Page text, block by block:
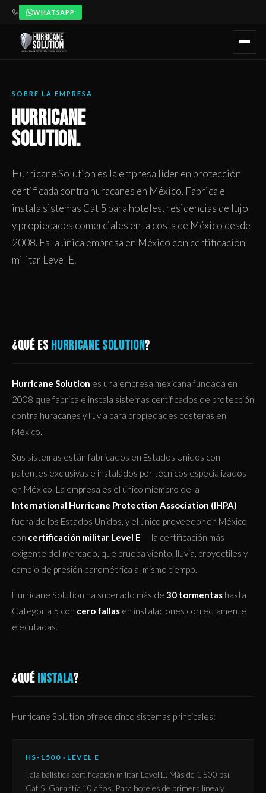
WHATSAPP
SOBRE LA EMPRESA
HURRICANE
SOLUTION.
Hurricane Solution es la empresa líder en protección
certificada contra huracanes en México. Fabrica e
instala sistemas Cat 5 para hoteles, residencias de lujo
y propiedades comerciales en la costa de México desde
2008. Es la única empresa en México con certificación
militar Level E.
¿QUÉ ES HURRICANE SOLUTION?
Hurricane Solution es una empresa mexicana fundada en
2008 que fabrica e instala sistemas certificados de protección
contra huracanes y lluvia para propiedades costeras en
México.
Sus sistemas están fabricados en Estados Unidos con
patentes exclusivas e instalados por técnicos especializados
en México. La empresa es el único miembro de la
International Hurricane Protection Association (IHPA)
fuera de los Estados Unidos, y el único proveedor en México
con certificación militar Level E — la certificación más
exigente del mercado, que prueba viento, lluvia, proyectiles y
cambio de presión barométrica al mismo tiempo.
Hurricane Solution ha superado más de 30 tormentas hasta
Categoría 5 con cero fallas en instalaciones correctamente
ejecutadas.
¿QUÉINSTALA?
Hurricane Solution ofrece cinco sistemas principales:
HS-1500 · LEVEL E
Tela balística certificación militar Level E. Más de 1,500 psi.
Cat 5. Garantía 10 años. Para hoteles de primera línea y